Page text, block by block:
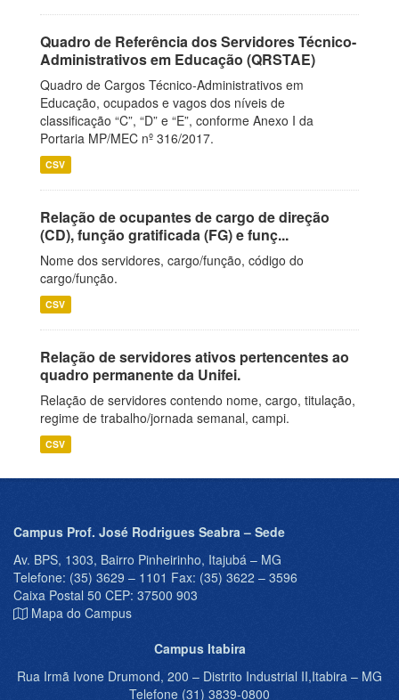
Quadro de Referência dos Servidores Técnico-
Administrativos em Educação (QRSTAE)
Quadro de Cargos Técnico-Administrativos em
Educação, ocupados e vagos dos níveis de
classificação “C”, “D” e “E”, conforme Anexo I da
Portaria MP/MEC nº 316/2017.
CSV
Relação de ocupantes de cargo de direção
(CD), função gratificada (FG) e funç...
Nome dos servidores, cargo/função, código do
cargo/função.
CSV
Relação de servidores ativos pertencentes ao
quadro permanente da Unifei.
Relação de servidores contendo nome, cargo, titulação,
regime de trabalho/jornada semanal, campi.
CSV
Campus Prof. José Rodrigues Seabra – Sede
Av. BPS, 1303, Bairro Pinheirinho, Itajubá – MG
Telefone: (35) 3629 – 1101 Fax: (35) 3622 – 3596
Caixa Postal 50 CEP: 37500 903
Mapa do Campus
Campus Itabira
Rua Irmã Ivone Drumond, 200 – Distrito Industrial II,Itabira – MG
Telefone (31) 3839-0800